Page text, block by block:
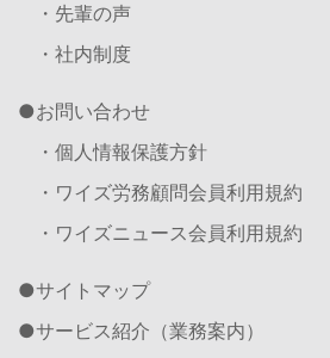
・先輩の声
・社内制度
お問い合わせ
・個人情報保護方針
・ワイズ労務顧問会員利用規約
・ワイズニュース会員利用規約
サイトマップ
サービス紹介（業務案内）